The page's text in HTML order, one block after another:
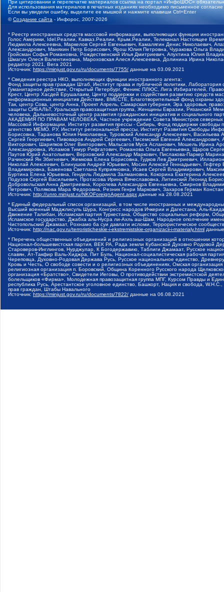
При цитировании и перепечатке материалов ссылка на портал «ИнфоШОС»
Для использования материалов в печатных изданиях необходимо письменное
Если вы увидели ошибку, выделите ее мышкой и нажмите клавиши Ctrl+Enter
©Создание сайта - Инфорос, 2007-2026
* Реестр иностранных средств массовой информации, выполняющих функции
Голос Америки, Idel.Реалии, Кавказ.Реалии, Крым.Реалии, Телеканал Настоящее
Людмила Алексеевна, Маркелов Сергей Евгеньевич, Камалягин Денис Николаевич,
Александрович, Маняхин Петр Борисович, Ярош Юлия Петровна, Чуракова Ольга
Гройсман Софья Романовна, Рождественский Илья Дмитриевич, Апухтина Юлия
Шмагун Олеся Валентиновна, Мароховская Алеся Алексеевна, Долинина Ирина
редактор 2021, Вега 2021
Источник: https://minjust.gov.ru/ru/documents/7755/ данные на 03.09.2021
* Сведения реестра НКО, выполняющих функции иностранного агента:
Фонд защиты прав граждан Штаб, Институт права и публичной политики,
Гуманитарное действие, Открытый Петербург, Феникс ПЛЮС, Лига Избирателей,
Крест, Центр Хасдей Ерушалаим, Центр поддержки и содействия развитию средств
информационных инициатив Действие, ВМЕСТЕ, Благотворительный фонд охраны
Так, центр Сова, центр Анна, Проект Апрель, Самарская губерния, Эра здоровья,
защиты СИБАЛЬТ, Уральская правозащитная группа, Женщины Евразии, Рязанский
человека, Дальневосточный центр развития гражданских инициатив и социального
АКАДЕМИЯ ПО ПРАВАМ ЧЕЛОВЕКА, Частное учреждение Совета Министров северных
Массовой Информации, Институт развития прессы - Сибирь, Фонд поддержки
агентство МЕМО. РУ, Институт региональной прессы, Институт Развития Свободы
Борисовна, Таранова Юлия Николаевна, Туровский Александр Алексеевич,
Сергей Георгиевич, Пивоваров Андрей Сергеевич, Писемский Евгений
Викторович, Шарипков Олег Викторович, Мальсагов Муса Асланович, Мошель Ирина
Александровна, Исламов Тимур Рифгатович, Романова Ольга Евгеньевна, Щаров
Паутов Юрий Анатольевич, Верховский Александр Маркович, Пислакова-Паркер
Рачинский Ян Збигневич, Жемкова Елена Борисовна, Гудков Лев Дмитриевич,
Николай Алексеевич, Блинушов Андрей Юрьевич, Мосин Алексей Геннадьевич,
Владимировна, Баженова Светлана Куприяновна, Исаев Сергей Владимирович,
Буртина Елена Юрьевна, Гендель Людмила Залмановна, Кокорина Екатерина
Подузов Сергей Васильевич, Протасова Ирина Вячеславовна, Литинский Леонид
Добровольская Анна Дмитриевна, Королева Александра Евгеньевна, Смирнов
Петрович, Полякова Мара Федоровна, Резник Генри Маркович, Захаров Герман
Источник: http://unro.minjust.ru/NKOForeignAgent.aspx данные на 28.08.2021
* Единый федеральный список организаций, в том числе иностранных и
Высший военный Маджлисуль Шура, Конгресс народов Ичкерии и Дагестана, Аль-
Движение Талибан, Исламская партия Туркестана, Общество социальных реформ,
Исламское государство, Джабха аль-Нусра ли-Ахль аш-Шам, Народное ополчение
Чистопольский Джамаат, Рохнамо ба суи давлати исломи, Террористическое
Источник: http://nac.gov.ru/terroristicheskie-i-ekstremistskie-organizacii-i-materialy.html
* Перечень общественных объединений и религиозных организаций в отношении
Национал-большевистская партия, ВЕК РА, Рада земли Кубанской Духовно Родовой
Староверов-Инглингов, Нурджулар, К Богодержавию, Таблиги Джамаат, Русское
славян, Ат-Такфир Валь-Хиджра, Пит Буль, Национал-социалистическая рабочая
Череповца, Духовно-Родовая Держава Русь, Русское национальное единство,
Кровь и Честь, О свободе совести и о религиозных объединениях, Омская
религиозная организация п. Боровский, Община Коренного Русского народа
организация «Братство», Свидетели Иеговы, О противодействии экстремистской
болельщиков «Фирма», Молодежная правозащитная группа МПГ, Курсом Правды и
республика Русь, Арестантское уголовное единство, Башкорт, Нация и свобода,
прав граждан, Штабы Навального
Источник: https://minjust.gov.ru/ru/documents/7822/ данные на 06.08.2021